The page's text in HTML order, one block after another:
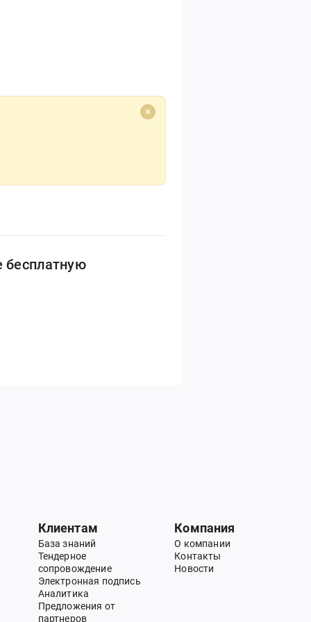
бесплатную
Клиентам
База знаний
Тендерное
сопровождение
Электронная подпись
Аналитика
Предложения от
партнеров
Компания
О компании
Контакты
Новости